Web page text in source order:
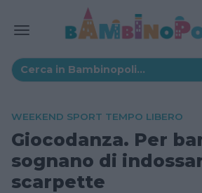
WEEKEND SPORT TEMPO LIBERO
Giocodanza. Per
sognano di
scarpette